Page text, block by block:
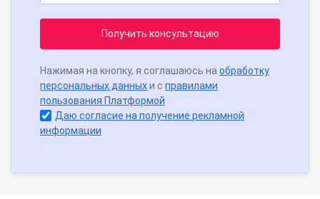
Получить консультацию
Нажимая на кнопку, я соглашаюсь на обработку
персональных данныхи с правилами
пользования Платформой
Даю согласие на получение рекламной
информации